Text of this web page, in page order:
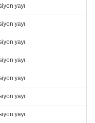
yayı
yayı
yayı
yayı
yayı
yayı
yayı